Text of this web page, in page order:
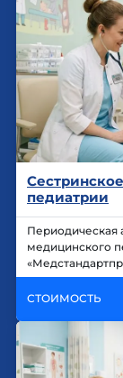
педиатрии
Периодическая
медицинского
СТОИМОСТЬ